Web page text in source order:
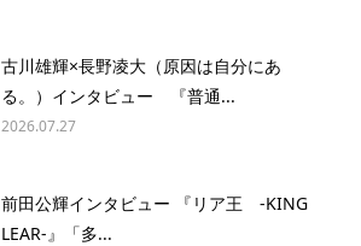
古川雄輝×長野凌大（原因は自分にあ
る。）インタビュー 『普通...
2026.07.27
前田公輝インタビュー 『リア王 -KING
LEAR-』「多...